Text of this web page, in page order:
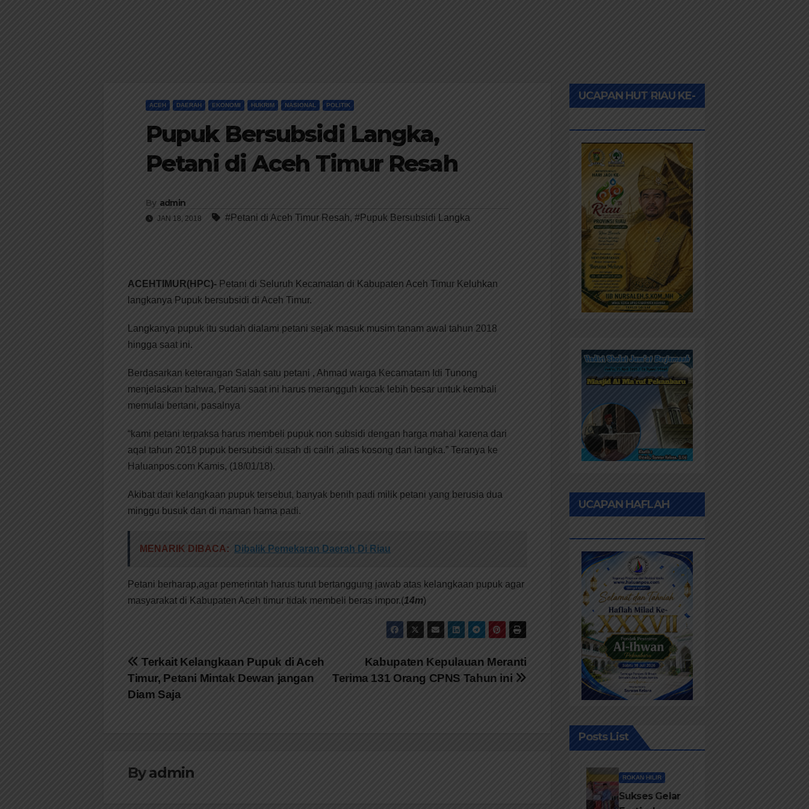
ACEH DAERAH EKONOMI HUKRIM NASIONAL POLITIK
Pupuk Bersubsidi Langka,
Petani di Aceh Timur Resah
By admin
JAN 18, 2018 #Petani di Aceh Timur Resah, #Pupuk Bersubsidi Langka
ACEHTIMUR(HPC)- Petani di Seluruh Kecamatan di Kabupaten Aceh Timur Keluhkan
langkanya Pupuk bersubsidi di Aceh Timur.
Langkanya pupuk itu sudah dialami petani sejak masuk musim tanam awal tahun 2018
hingga saat ini.
Berdasarkan keterangan Salah satu petani , Ahmad warga Kecamatam Idi Tunong
menjelaskan bahwa, Petani saat ini harus merangguh kocak lebih besar untuk kembali
memulai bertani, pasalnya
“kami petani terpaksa harus membeli pupuk non subsidi dengan harga mahal karena dari
aqal tahun 2018 pupuk bersubsidi susah di cailri ,alias kosong dan langka.” Teranya ke
Haluanpos.com Kamis, (18/01/18).
Akibat dari kelangkaan pupuk tersebut, banyak benih padi milik petani yang berusia dua
minggu busuk dan di maman hama padi.
MENARIK DIBACA: Dibalik Pemekaran Daerah Di Riau
Petani berharap,agar pemerintah harus turut bertanggung jawab atas kelangkaan pupuk agar
masyarakat di Kabupaten Aceh timur tidak membeli beras impor.(14m)
Navigasi
pos
Kabupaten Kepulauan Meranti
Terima 131 Orang CPNS Tahun ini
Terkait Kelangkaan Pupuk di Aceh
Timur, Petani Mintak Dewan jangan
Diam Saja
Byadmin
UCAPAN HUT RIAU KE-
UCAPAN HAFLAH
Posts List
ROKAN HILIR
Sukses Gelar